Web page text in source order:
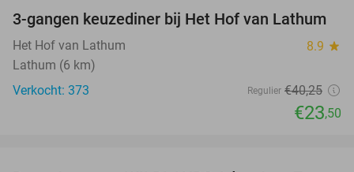
42%
3-gangen keuzediner bij Het Hof van Lathum
Het Hof van Lathum 8.9 star
Lathum (6 km)
Verkocht: 373
Regulier €40,25
€23,50